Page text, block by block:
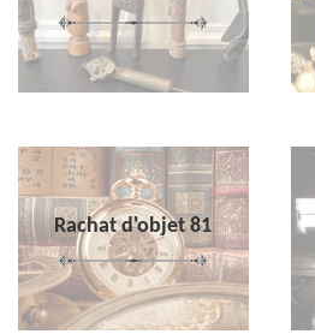
Rachat d'objet 81